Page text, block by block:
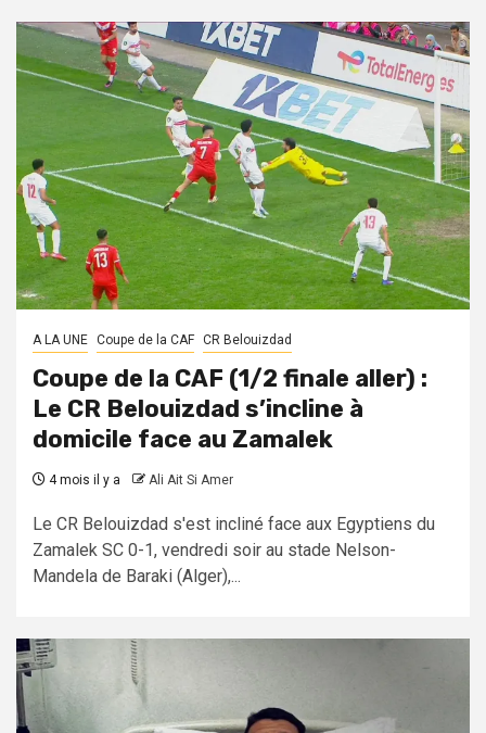
A LA UNE Coupe de la CAF CR Belouizdad
Coupe de la CAF (1/2 finale aller) :
Le CR Belouizdad s’incline à
domicile face au Zamalek
4 mois il y a Ali Ait Si Amer
Le CR Belouizdad s'est incliné face aux Egyptiens du
Zamalek SC 0-1, vendredi soir au stade Nelson-
Mandela de Baraki (Alger),...